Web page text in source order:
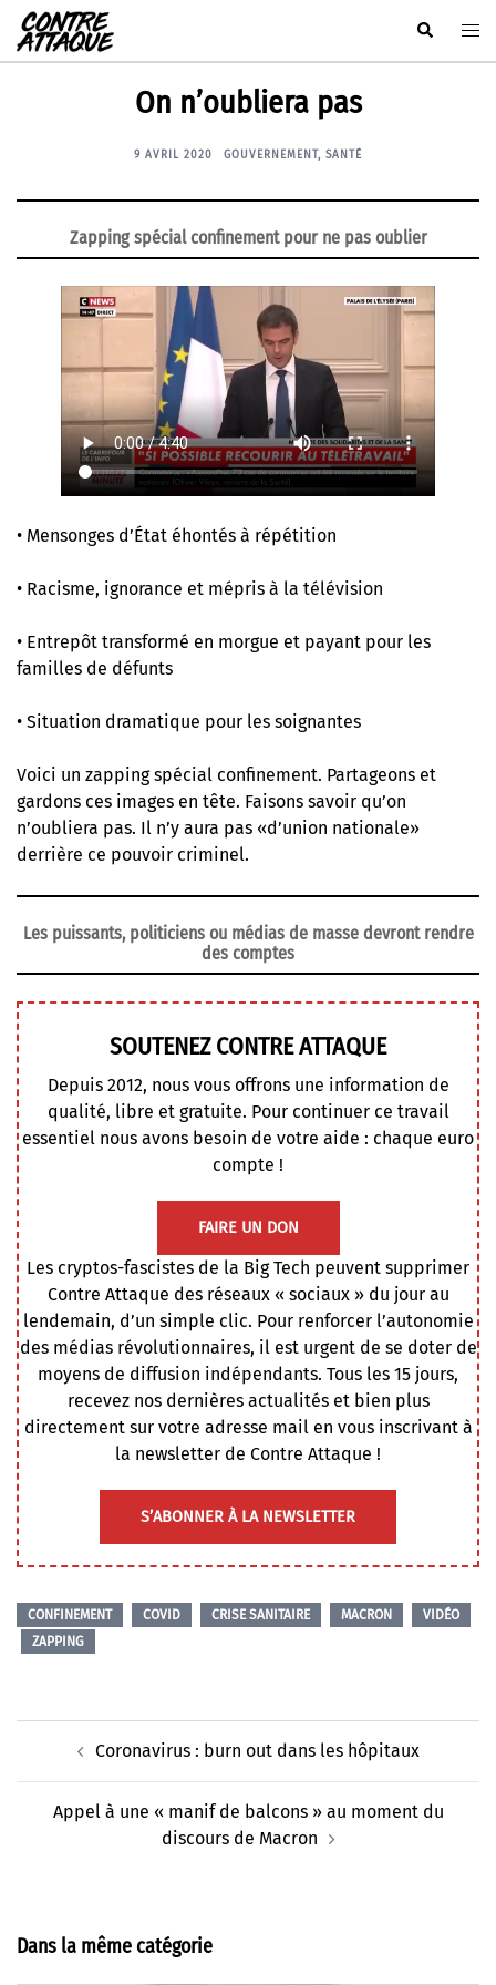
Aller
au
contenu
Rechercher
On n’oubliera pas
9 AVRIL 2020 GOUVERNEMENT, SANTÉ
Zapping spécial confinement pour ne pas oublier
• Mensonges d’État éhontés à répétition
• Racisme, ignorance et mépris à la télévision
• Entrepôt transformé en morgue et payant pour les
familles de défunts
• Situation dramatique pour les soignantes
Voici un zapping spécial confinement. Partageons et
gardons ces images en tête. Faisons savoir qu’on
n’oubliera pas. Il n’y aura pas «d’union nationale»
derrière ce pouvoir criminel.
Les puissants, politiciens ou médias de masse devront rendre
des comptes
SOUTENEZ CONTRE ATTAQUE
Depuis 2012, nous vous offrons une information de
qualité, libre et gratuite. Pour continuer ce travail
essentiel nous avons besoin de votre aide : chaque euro
compte !
FAIRE UN DON
Les cryptos-fascistes de la Big Tech peuvent supprimer
Contre Attaque des réseaux « sociaux » du jour au
lendemain, d’un simple clic. Pour renforcer l’autonomie
des médias révolutionnaires, il est urgent de se doter de
moyens de diffusion indépendants. Tous les 15 jours,
recevez nos dernières actualités et bien plus
directement sur votre adresse mail en vous inscrivant à
la newsletter de Contre Attaque !
S’ABONNER À LA NEWSLETTER
CONFINEMENT COVID CRISE SANITAIRE MACRON
VIDÉO
ZAPPING
d’articleCoronavirus : burn out dans les hôpitaux
Appel à une « manif de balcons » au moment du
discours de Macron
Dans la même catégorie